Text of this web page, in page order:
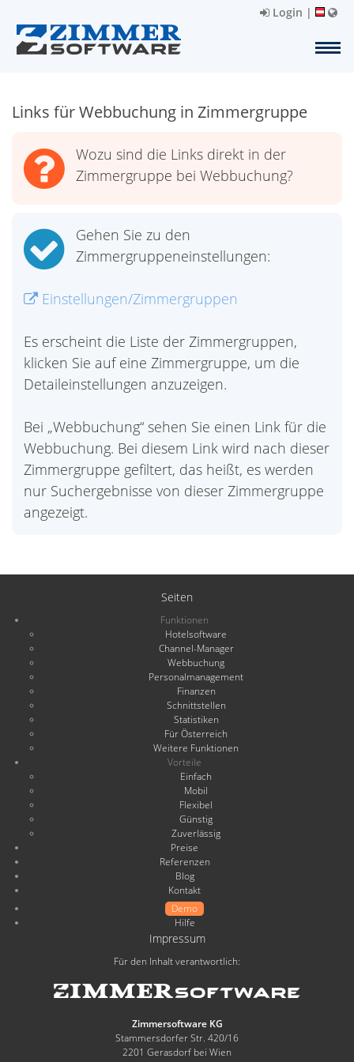
Login |
Links für Webbuchung in Zimmergruppe
Wozu sind die Links direkt in der
Zimmergruppe bei Webbuchung?
Gehen Sie zu den
Zimmergruppeneinstellungen:
Einstellungen/Zimmergruppen
Es erscheint die Liste der Zimmergruppen,
klicken Sie auf eine Zimmergruppe, um die
Detaileinstellungen anzuzeigen.
Bei „Webbuchung“ sehen Sie einen Link für die
Webbuchung. Bei diesem Link wird nach dieser
Zimmergruppe gefiltert, das heißt, es werden
nur Suchergebnisse von dieser Zimmergruppe
angezeigt.
Seiten
Funktionen
Hotelsoftware
Channel-Manager
Webbuchung
Personalmanagement
Finanzen
Schnittstellen
Statistiken
Für Österreich
Weitere Funktionen
Vorteile
Einfach
Mobil
Flexibel
Günstig
Zuverlässig
Preise
Referenzen
Blog
Kontakt
Demo
Hilfe
Impressum
Für den Inhalt verantwortlich:
Zimmersoftware KG
Stammersdorfer Str. 420/16
2201 Gerasdorf bei Wien